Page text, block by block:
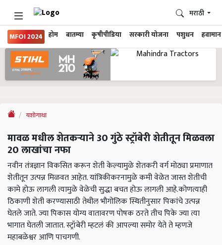
MFOI 2024 होम बातम्या कृषीपीडिया सरकारी योजना पशुधन हवामान
मराठी
यशोगाथा
मावळ मधील शेतकऱ्याने 30 गुंठे स्ट्रॉबेरी शेतीतून मिळवला
20 लाखांचा नफा
नवीन तंत्रज्ञान विकसित करून शेती केल्यामुळे शेतकरी वर्ग मोठ्या प्रमाणात
शेतीतून उत्पन्न मिळवत आहेत. यांत्रिकीकरनामुळे कमी वेळेत जास्त शेतीची
कामे होऊ लागली त्यामुळे वेळेची सुद्धा बचत होऊ लागली आहे.कोणत्याही
ठिकाणी शेती करण्यासाठी तेथील भौगोलिक स्थितीनुसार पिकांचे उत्पन्न
घेतले जाते. ज्या पिकास योग्य वातावरण पोषक ठरते तीच पिके ज्या त्या
भागात घेतली जातात. स्ट्रॉबेरी म्हटलं की आपल्या समोर येते ते म्हणजे
महाबळेश्वर आणि पाचगणी.